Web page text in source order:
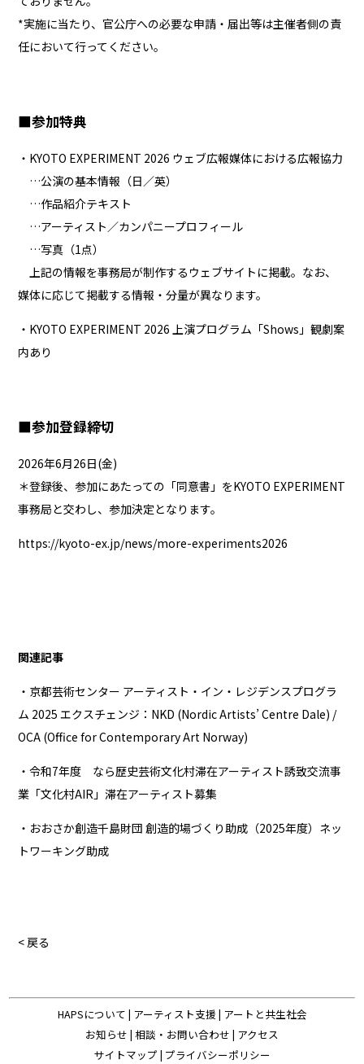
*実施に当たり、官公庁への必要な申請・届出等は主催者側の責
任において行ってください。
■参加特典
・KYOTO EXPERIMENT 2026 ウェブ広報媒体における広報協力
…公演の基本情報（日／英）
…作品紹介テキスト
…アーティスト／カンパニープロフィール
…写真（1点）
上記の情報を事務局が制作するウェブサイトに掲載。なお、
媒体に応じて掲載する情報・分量が異なります。
・KYOTO EXPERIMENT 2026 上演プログラム「Shows」観劇案
内あり
■参加登録締切
2026年6月26日(金)
＊登録後、参加にあたっての「同意書」をKYOTO EXPERIMENT
事務局と交わし、参加決定となります。
https://kyoto-ex.jp/news/more-experiments2026
関連記事
・京都芸術センター アーティスト・イン・レジデンスプログラ
ム 2025 エクスチェンジ：NKD (Nordic Artists’ Centre Dale) /
OCA (Office for Contemporary Art Norway)
・令和7年度 なら歴史芸術文化村滞在アーティスト誘致交流事
業「文化村AIR」滞在アーティスト募集
・おおさか創造千島財団 創造的場づくり助成（2025年度）ネッ
トワーキング助成
< 戻る
HAPSについて | アーティスト支援 | アートと共生社会
お知らせ | 相談・お問い合わせ | アクセス
サイトマップ | プライバシーポリシー